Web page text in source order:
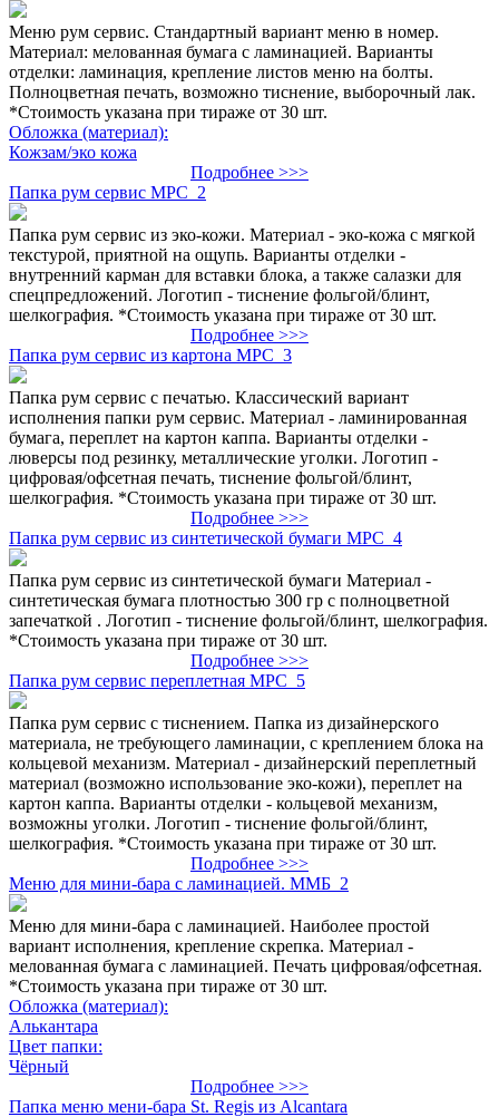
Меню рум сервис. Стандартный вариант меню в номер.
Материал: мелованная бумага с ламинацией. Варианты
отделки: ламинация, крепление листов меню на болты.
Полноцветная печать, возможно тиснение, выборочный лак.
*Стоимость указана при тираже от 30 шт.
Обложка (материал):
Кожзам/эко кожа
Подробнее >>>
Папка рум сервис МРС_2
Папка рум сервис из эко-кожи. Материал - эко-кожа с мягкой
текстурой, приятной на ощупь. Варианты отделки -
внутренний карман для вставки блока, а также салазки для
спецпредложений. Логотип - тиснение фольгой/блинт,
шелкография. *Стоимость указана при тираже от 30 шт.
Подробнее >>>
Папка рум сервис из картона МРС_3
Папка рум сервис с печатью. Классический вариант
исполнения папки рум сервис. Материал - ламинированная
бумага, переплет на картон каппа. Варианты отделки -
люверсы под резинку, металлические уголки. Логотип -
цифровая/офсетная печать, тиснение фольгой/блинт,
шелкография. *Стоимость указана при тираже от 30 шт.
Подробнее >>>
Папка рум сервис из синтетической бумаги МРС_4
Папка рум сервис из синтетической бумаги Материал -
синтетическая бумага плотностью 300 гр с полноцветной
запечаткой . Логотип - тиснение фольгой/блинт, шелкография.
*Стоимость указана при тираже от 30 шт.
Подробнее >>>
Папка рум сервис переплетная МРС_5
Папка рум сервис с тиснением. Папка из дизайнерского
материала, не требующего ламинации, с креплением блока на
кольцевой механизм. Материал - дизайнерский переплетный
материал (возможно использование эко-кожи), переплет на
картон каппа. Варианты отделки - кольцевой механизм,
возможны уголки. Логотип - тиснение фольгой/блинт,
шелкография. *Стоимость указана при тираже от 30 шт.
Подробнее >>>
Меню для мини-бара с ламинацией. ММБ_2
Меню для мини-бара с ламинацией. Наиболее простой
вариант исполнения, крепление скрепка. Материал -
мелованная бумага с ламинацией. Печать цифровая/офсетная.
*Стоимость указана при тираже от 30 шт.
Обложка (материал):
Алькантара
Цвет папки:
Чёрный
Подробнее >>>
Папка меню мени-бара St. Regis из Alcantara